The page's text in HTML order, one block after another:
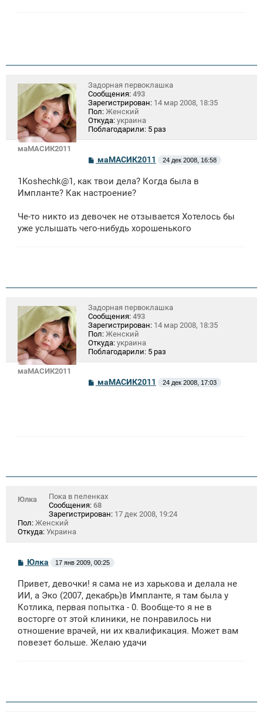
маМАСИК2011
Задорная первоклашка
Сообщения: 493
Зарегистрирован: 14 мар 2008, 18:35
Пол: Женский
Откуда: украина
Поблагодарили: 5 раз
С
о
б
щ
и
маМАСИК2011 24 дек 2008, 16:58
1Koshechk@1, как твои дела? Когда была в
Импланте? Как настроение?
Че-то никто из девочек не отзывается Хотелось бы
уже услышать чего-нибудь хорошенького
маМАСИК2011
Задорная первоклашка
Сообщения: 493
Зарегистрирован: 14 мар 2008, 18:35
Пол: Женский
Откуда: украина
Поблагодарили: 5 раз
С
о
маМАСИК2011 24 дек 2008, 17:03
Юлка
Пока в пеленках
Сообщения: 68
Зарегистрирован: 17 дек 2008, 19:24
Пол: Женский
Откуда: Украина
С
б
щ
н
и
Юлка 17 янв 2009, 00:25
Привет, девочки! я сама не из харькова и делала не
ИИ, а Эко (2007, декабрь)в Импланте, я там была у
Котлика, первая попытка - 0. Вообще-то я не в
восторге от этой клиники, не понравилось ни
отношение врачей, ни их квалификация. Может вам
повезет больше. Желаю удачи